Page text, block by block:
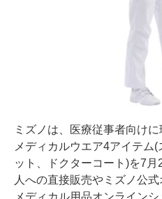
ミズノは、医療従事者向け
メディカルウエア4アイテム
ット、ドクターコート)を7
人への直接販売やミズノ公
メディカル用品オンラインシ